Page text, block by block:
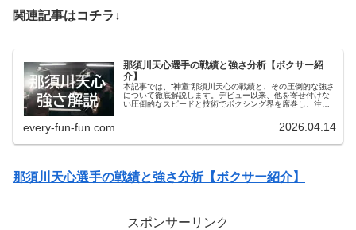
関連記事はコチラ↓
那須川天心選手の戦績と強さ分析【ボクサー紹
介】
本記事では、“神童”那須川天心の戦績と、その圧倒的な強さ
について徹底解説します。デビュー以来、他を寄せ付けな
い圧倒的なスピードと技術でボクシング界を席巻し、注目
反映されているのか、詳しく掘り下げます。天心の強さの
秘密を知りたい方は、ぜひ最後までご覧ください。
every-fun-fun.com 2026.04.14
那須川天心選手の戦績と強さ分析【ボクサー紹介】
スポンサーリンク